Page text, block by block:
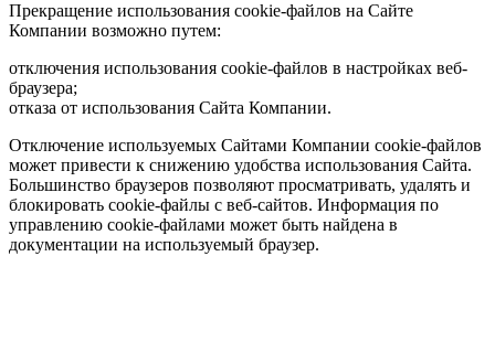
Прекращение использования cookie-файлов на Сайте
Компании возможно путем:
отключения использования cookie-файлов в настройках веб-
браузера;
отказа от использования Сайта Компании.
Отключение используемых Сайтами Компании cookie-файлов
может привести к снижению удобства использования Сайта.
Большинство браузеров позволяют просматривать, удалять и
блокировать cookie-файлы c веб-сайтов. Информация по
управлению cookie-файлами может быть найдена в
документации на используемый браузер.